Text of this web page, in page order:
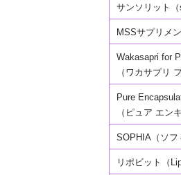
サンソリット（
MSSサプリメ
Wakasapri for
（ワカサプリ
Pure
（ピュア エン
SOPHIA（ソフ
リポビット（